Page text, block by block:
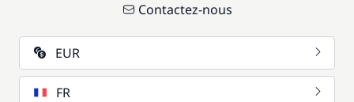
Contactez-nous
EUR
FR